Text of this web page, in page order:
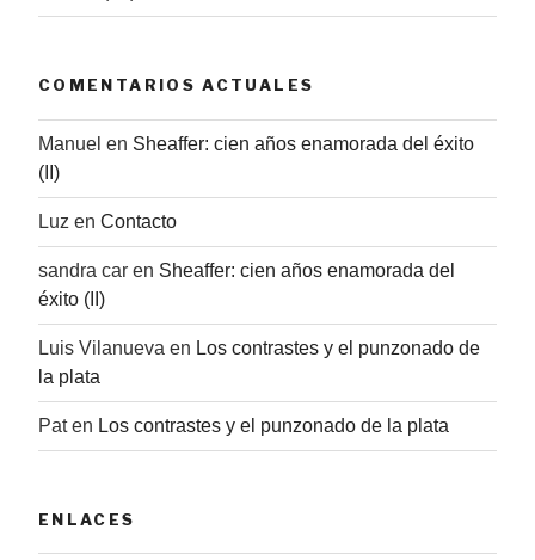
COMENTARIOS ACTUALES
Manuel en Sheaffer: cien años enamorada del éxito
(II)
Luz en Contacto
sandra car en Sheaffer: cien años enamorada del
éxito (II)
Luis Vilanueva en Los contrastes y el punzonado de
la plata
Paten Los contrastes y el punzonado de la plata
ENLACES